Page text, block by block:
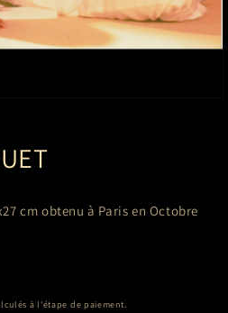
cmobtenu à Paris en Octobre
à l'étape de paiement.